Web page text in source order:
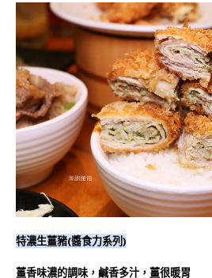
特濃生薑豬(醬食力系列)
薑香味濃的調味，鹹香多汁，薑很暖胃